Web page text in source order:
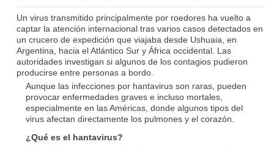
Un virus transmitido principalmente por roedores ha vuelto a
captar la atención internacional tras varios casos detectados en
un crucero de expedición que viajaba desde Ushuaia, en
Argentina, hacia el Atlántico Sur y África occidental. Las
autoridades investigan si algunos de los contagios pudieron
producirse entre personas a bordo.
Aunque las infecciones por hantavirus son raras, pueden
provocar enfermedades graves e incluso mortales,
especialmente en las Américas, donde algunos tipos del
virus afectan directamente los pulmones y el corazón.
¿Qué es el hantavirus?